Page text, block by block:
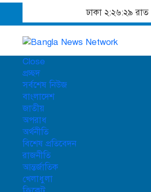
ঢাকা ২:২৬:৩০ রাত
Close
প্রচ্ছদ
সর্বশেষ নিউজ
বাংলাদেশ
জাতীয়
অপরাধ
অর্থনীতি
বিশেষ প্রতিবেদন
রাজনীতি
আন্তর্জাতিক
খেলাধুলা